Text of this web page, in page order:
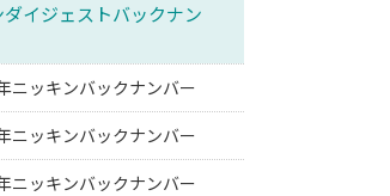
イジェストバックナン
ニッキンバックナンバー
ニッキンバックナンバー
ニッキンバックナンバー